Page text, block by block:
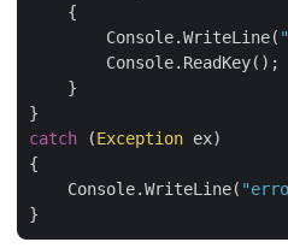
    {
        Console.WriteLine(
        Console.ReadKey();
    }
catch (Exception ex)
{
    Console.WriteLine(